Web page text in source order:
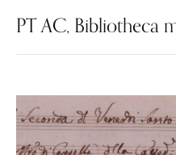
PT AC, Bibliotheca